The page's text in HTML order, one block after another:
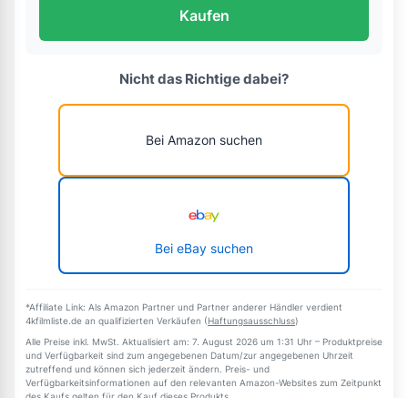
Kaufen
Nicht das Richtige dabei?
Bei Amazon suchen
Bei eBay suchen
*Affiliate Link: Als Amazon Partner und Partner anderer Händler verdient
4kfilmliste.de an qualifizierten Verkäufen (Haftungsausschluss)
Alle Preise inkl. MwSt. Aktualisiert am: 7. August 2026 um 1:31 Uhr – Produktpreise
und Verfügbarkeit sind zum angegebenen Datum/zur angegebenen Uhrzeit
zutreffend und können sich jederzeit ändern. Preis- und
Verfügbarkeitsinformationen auf den relevanten Amazon-Websites zum Zeitpunkt